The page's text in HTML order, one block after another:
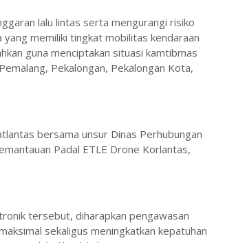
lalu lintas serta mengurangi risiko
memiliki tingkat mobilitas kendaraan
guna menciptakan situasi kamtibmas
Pekalongan, Pekalongan Kota,
bersama unsur Dinas Perhubungan
Padal ETLE Drone Korlantas,
tersebut, diharapkan pengawasan
sekaligus meningkatkan kepatuhan